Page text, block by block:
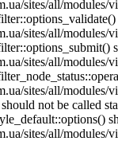
sites/all/modules/
sites/all/modules/
sites/all/modules/
sites/all/modules/
not be called
sites/all/modules/